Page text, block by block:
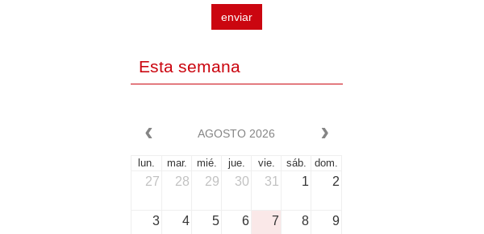
enviar
Esta semana
AGOSTO 2026
lun. mar. mié. jue. vie. sáb. dom.
27 28 29 30 31 1 2
3 4 5 6 7 8 9